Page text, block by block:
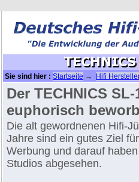
Sie sind hier : Startseite → Hifi
Der TECHNICS
euphorisch
Die alt gewordnenen Hifi-
Jahre sind ein gutes Ziel
Werbung und darauf
Studios abgesehen.